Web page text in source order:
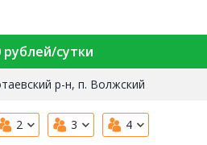
рублей/сутки
р-н, п. Волжский
2 3 4